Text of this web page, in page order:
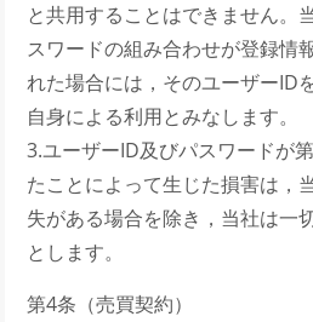
と共用することはできません。
スワードの組み合わせが登録情
れた場合には，そのユーザーID
自身による利用とみなします。
3.ユーザーID及びパスワードが
たことによって生じた損害は，
失がある場合を除き，当社は一
とします。
第4条（売買契約）